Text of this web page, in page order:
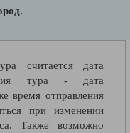
считается дата
тура - дата
время отправления
при изменении
Также возможно